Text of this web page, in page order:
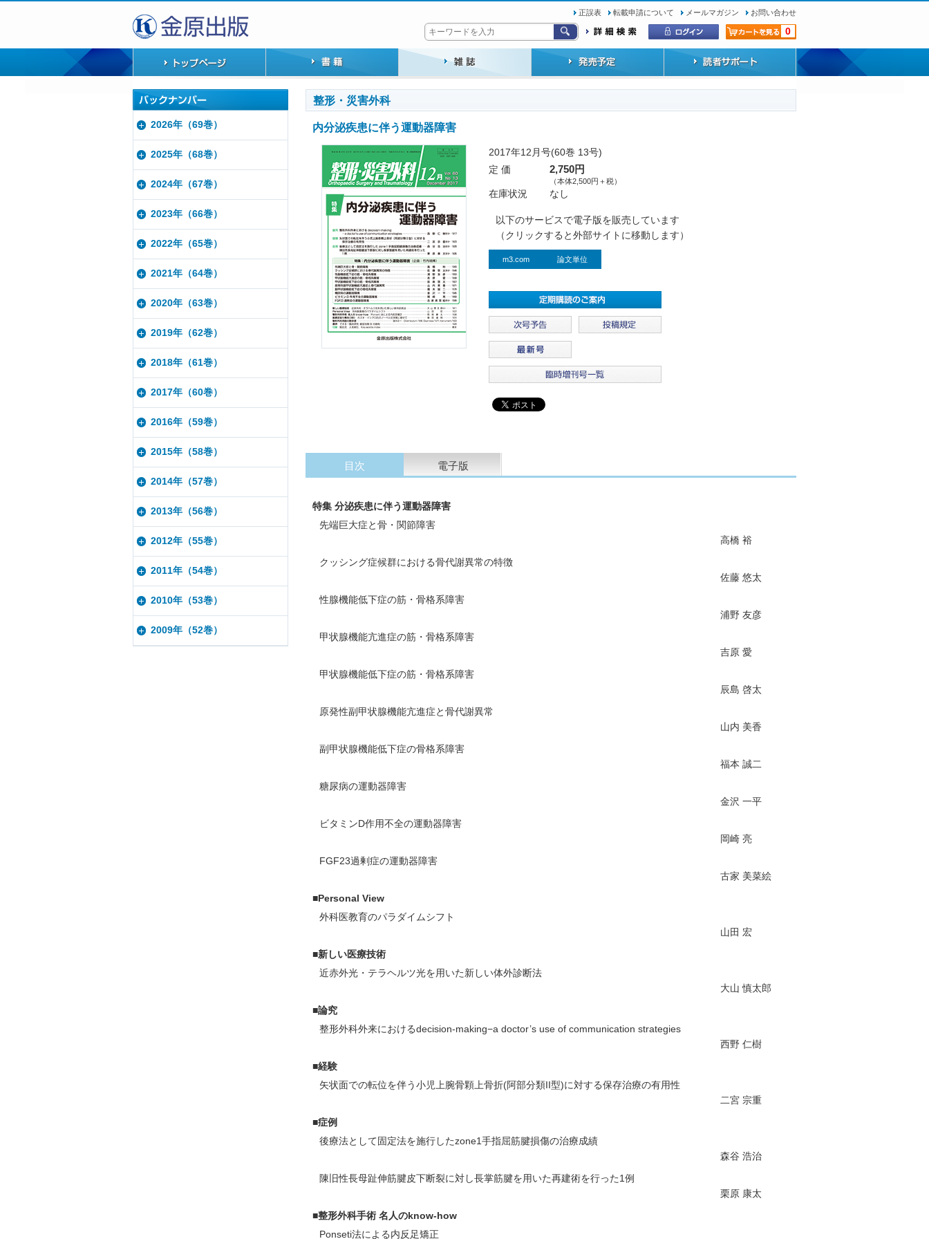
正誤表 転載申請について メールマガジン お問い合わせ
0
整形・災害外科
内分泌疾患に伴う運動器障害
2017年12月号(60巻 13号)
定 価
2,750円
（本体2,500円＋税）
在庫状況 なし
以下のサービスで電子版を販売しています
（クリックすると外部サイトに移動します）
m3.com 論文単位
目次 電子版
特集 分泌疾患に伴う運動器障害
先端巨大症と骨・関節障害
高橋 裕
クッシング症候群における骨代謝異常の特徴
佐藤 悠太
性腺機能低下症の筋・骨格系障害
浦野 友彦
甲状腺機能亢進症の筋・骨格系障害
吉原 愛
甲状腺機能低下症の筋・骨格系障害
辰島 啓太
原発性副甲状腺機能亢進症と骨代謝異常
山内 美香
副甲状腺機能低下症の骨格系障害
福本 誠二
糖尿病の運動器障害
金沢 一平
ビタミンD作用不全の運動器障害
岡崎 亮
FGF23過剰症の運動器障害
古家 美菜絵
■Personal View
外科医教育のパラダイムシフト
山田 宏
■新しい医療技術
近赤外光・テラヘルツ光を用いた新しい体外診断法
大山 慎太郎
■論究
整形外科外来におけるdecision-making−a doctor’s use of communication strategies
西野 仁樹
■経験
矢状面での転位を伴う小児上腕骨顆上骨折(阿部分類II型)に対する保存治療の有用性
二宮 宗重
■症例
後療法として固定法を施行したzone1手指屈筋腱損傷の治療成績
森谷 浩治
陳旧性長母趾伸筋腱皮下断裂に対し長掌筋腱を用いた再建術を行った1例
栗原 康太
■整形外科手術 名人のknow-how
Ponseti法による内反足矯正
2026年（69巻）
2025年（68巻）
2024年（67巻）
2023年（66巻）
2022年（65巻）
2021年（64巻）
2020年（63巻）
2019年（62巻）
2018年（61巻）
2017年（60巻）
2016年（59巻）
2015年（58巻）
2014年（57巻）
2013年（56巻）
2012年（55巻）
2011年（54巻）
2010年（53巻）
2009年（52巻）